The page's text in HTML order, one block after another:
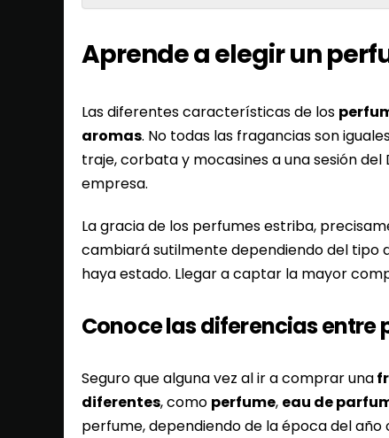
Aprende a elegir un
Las diferentes características de los
aromas. No todas las fragancias son
traje, corbata y mocasines a una sesión
empresa.
La gracia de los perfumes estriba,
cambiará sutilmente dependiendo del tipo
haya estado. Llegar a captar la mayor
Conoce las diferencias entre
Seguro que alguna vez al ir a comprar una
diferentes, como perfume, eau de
perfume, dependiendo de la época del